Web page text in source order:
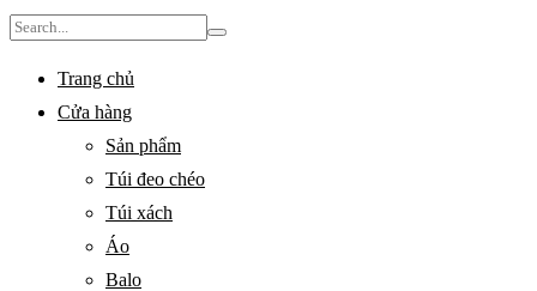
Search
Trang chủ
Cửa hàng
Sản phẩm
Túi đeo chéo
Túi xách
Áo
Balo